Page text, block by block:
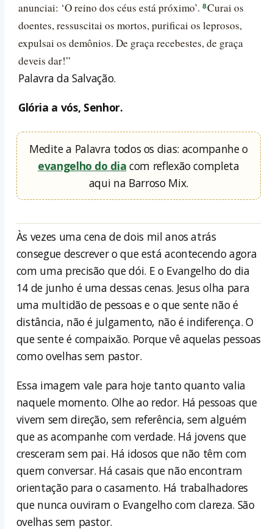
anunciai: ‘O reino dos céus está próximo’. 8Curai os
doentes, ressuscitai os mortos, purificai os leprosos,
expulsai os demônios. De graça recebestes, de graça
deveis dar!”
Palavra da Salvação.
Glória a vós, Senhor.
Medite a Palavra todos os dias: acompanhe o
evangelho do dia com reflexão completa
aqui na Barroso Mix.
Às vezes uma cena de dois mil anos atrás
consegue descrever o que está acontecendo agora
com uma precisão que dói. E o Evangelho do dia
14 de junho é uma dessas cenas. Jesus olha para
uma multidão de pessoas e o que sente não é
distância, não é julgamento, não é indiferença. O
que sente é compaixão. Porque vê aquelas pessoas
como ovelhas sem pastor.
Essa imagem vale para hoje tanto quanto valia
naquele momento. Olhe ao redor. Há pessoas que
vivem sem direção, sem referência, sem alguém
que as acompanhe com verdade. Há jovens que
cresceram sem pai. Há idosos que não têm com
quem conversar. Há casais que não encontram
orientação para o casamento. Há trabalhadores
que nunca ouviram o Evangelho com clareza. São
ovelhas sem pastor.